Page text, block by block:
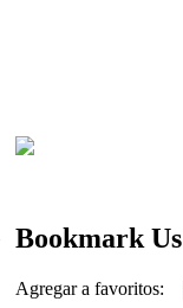
Bookmark Us
Agregar a favoritos: